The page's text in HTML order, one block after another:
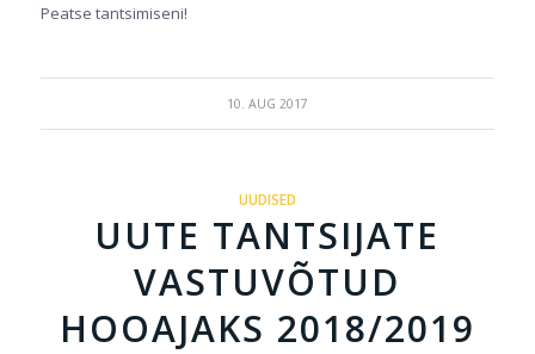
Peatse tantsimiseni!
10. AUG 2017
UUDISED
UUTE TANTSIJATE
VASTUVÕTUD
HOOAJAKS 2018/2019